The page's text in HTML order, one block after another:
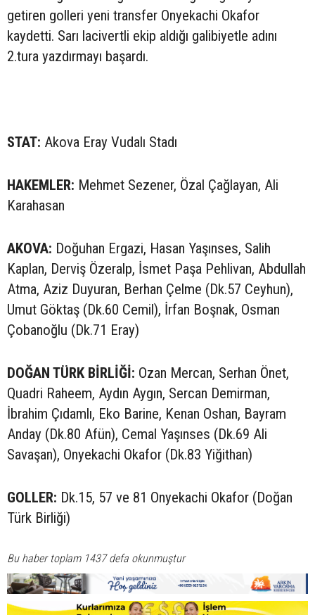
getiren golleri yeni transfer Onyekachi Okafor
kaydetti. Sarı lacivertli ekip aldığı galibiyetle adını
2.tura yazdırmayı başardı.
STAT: Akova Eray Vudalı Stadı
HAKEMLER: Mehmet Sezener, Özal Çağlayan, Ali
Karahasan
AKOVA: Doğuhan Ergazi, Hasan Yaşınses, Salih
Kaplan, Derviş Özeralp, İsmet Paşa Pehlivan, Abdullah
Atma, Aziz Duyuran, Berhan Çelme (Dk.57 Ceyhun),
Umut Göktaş (Dk.60 Cemil), İrfan Boşnak, Osman
Çobanoğlu (Dk.71 Eray)
DOĞAN TÜRK BİRLİĞİ: Ozan Mercan, Serhan Önet,
Quadri Raheem, Aydın Aygın, Sercan Demirman,
İbrahim Çıdamlı, Eko Barine, Kenan Oshan, Bayram
Anday (Dk.80 Afün), Cemal Yaşınses (Dk.69 Ali
Savaşan), Onyekachi Okafor (Dk.83 Yiğithan)
GOLLER: Dk.15, 57 ve 81 Onyekachi Okafor (Doğan
Türk Birliği)
Bu haber toplam 1437 defa okunmuştur